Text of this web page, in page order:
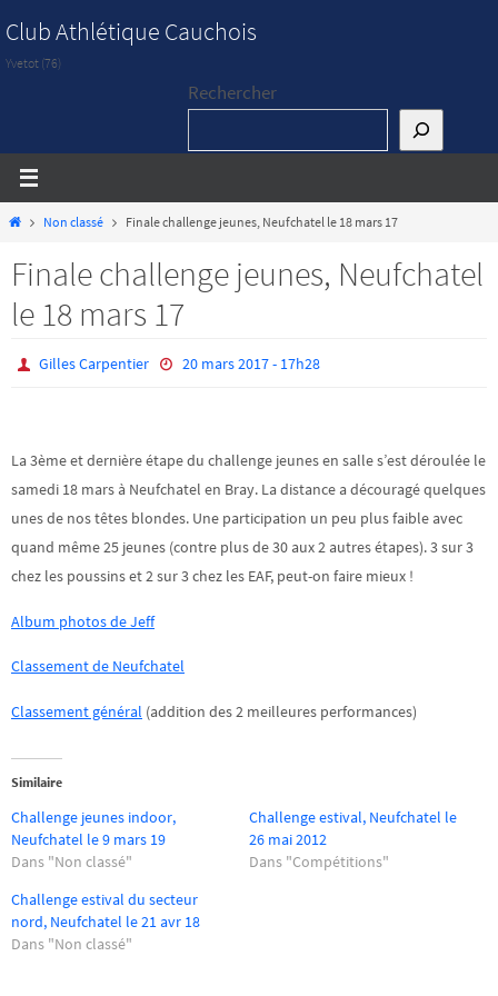
vers
le
Club Athlétique Cauchois
Yvetot (76)
Rechercher
HomeNon classé Finale challenge jeunes, Neufchatel le 18 mars 17
Finale challenge jeunes, Neufchatel
le 18 mars 17
Gilles Carpentier 20 mars 2017 - 17h28
La 3ème et dernière étape du challenge jeunes en salle s’est déroulée le
samedi 18 mars à Neufchatel en Bray. La distance a découragé quelques
unes de nos têtes blondes. Une participation un peu plus faible avec
quand même 25 jeunes (contre plus de 30 aux 2 autres étapes). 3 sur 3
chez les poussins et 2 sur 3 chez les EAF, peut-on faire mieux !
Album photos de Jeff
Classement de Neufchatel
Classement général (addition des 2 meilleures performances)
Similaire
Challenge jeunes indoor,
Neufchatel le 9 mars 19
Dans "Non classé"
Challenge estival, Neufchatel le
26 mai 2012
Dans "Compétitions"
Challenge estival du secteur
nord, Neufchatel le 21 avr 18
Dans "Non classé"